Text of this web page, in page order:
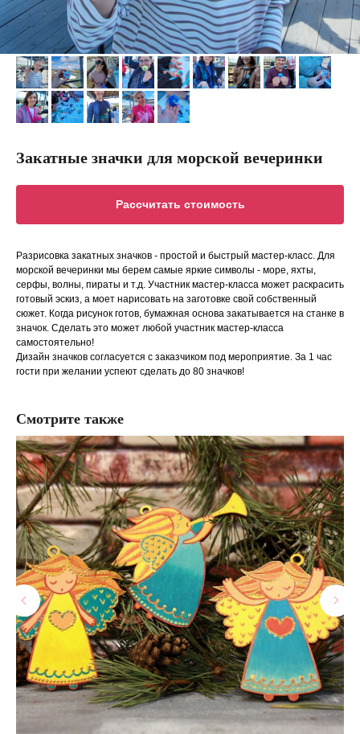
Закатные значки для морской вечеринки
Рассчитать стоимость
Разрисовка закатных значков - простой и быстрый мастер-класс. Для
морской вечеринки мы берем самые яркие символы - море, яхты,
серфы, волны, пираты и т.д. Участник мастер-класса может раскрасить
готовый эскиз, а моет нарисовать на заготовке свой собственный
сюжет. Когда рисунок готов, бумажная основа закатывается на станке в
значок. Сделать это может любой участник мастер-класса
самостоятельно!
Дизайн значков согласуется с заказчиком под мероприятие. За 1 час
гости при желании успеют сделать до 80 значков!
Смотрите также